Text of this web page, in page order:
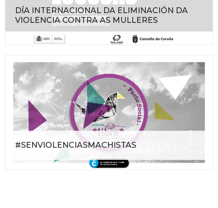
DÍA INTERNACIONAL DA ELIMINACIÓN DA
VIOLENCIA CONTRA AS MULLERES
#SENVIOLENCIASMACHISTAS